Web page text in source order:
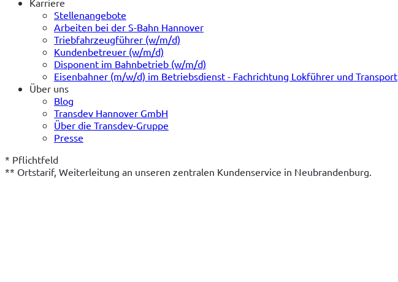
Stellenangebote
Arbeiten bei der S-Bahn Hannover
Triebfahrzeugführer (w/m/d)
Kundenbetreuer (w/m/d)
Disponent im Bahnbetrieb (w/m/d)
Eisenbahner (m/w/d) im Betriebsdienst - Fachrichtung Lokführer und Transport
Über uns
Blog
Transdev Hannover GmbH
Über die Transdev-Gruppe
Presse
* Pflichtfeld
** Ortstarif, Weiterleitung an unseren zentralen Kundenservice in Neubrandenburg.